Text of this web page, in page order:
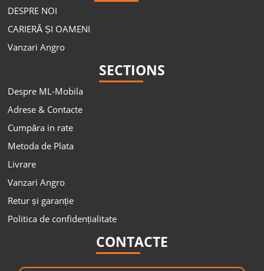
DESPRE NOI
CARIERĂ ȘI OAMENI
Vanzari Angro
SECTIONS
Despre ML-Mobila
Adrese & Contacte
Cumpăra in rate
Metoda de Plata
Livrare
Vanzari Angro
Retur și garanție
Politica de confidențialitate
CONTACTE